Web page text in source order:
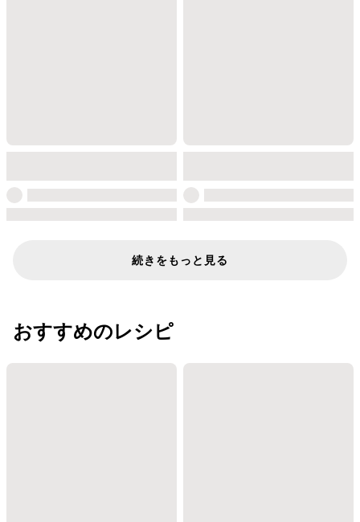
続きをもっと見る
おすすめのレシピ